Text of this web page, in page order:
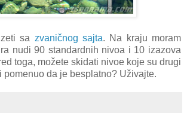
sa zvaničnog sajta. Na kraju moram
nudi 90 standardnih nivoa i 10 izazova
toga, možete skidati nivoe koje su drugi
pomenuo da je besplatno? Uživajte.